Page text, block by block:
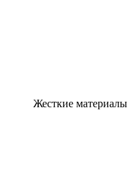
Жесткие материалы